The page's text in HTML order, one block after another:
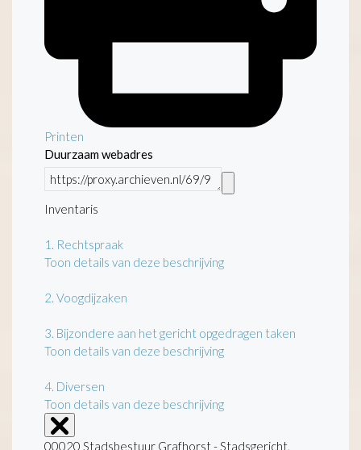
Printen
Duurzaam webadres
Inventaris
1.
Rechtspraak
Toon details van deze beschrijving
2. Voogdijzaken
3. Bijzondere aan het gericht opgedragen taken
Toon details van deze beschrijving
4. Diversen
Toon details van deze beschrijving
00020 Stadsbestuur Grafhorst - Stadsgericht,